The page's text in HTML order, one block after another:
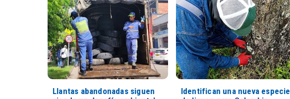
Llantas abandonadas siguen
Identifican una nueva especie